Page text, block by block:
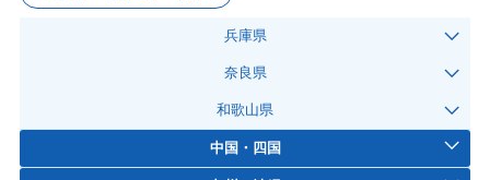
兵庫県
奈良県
和歌山県
中国・四国